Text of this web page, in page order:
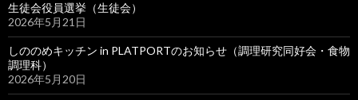
生徒会役員選挙（生徒会）
2026年5月21日
しののめキッチン in PLATPORTのお知らせ（調理研究同好会・食物
調理科）
2026年5月20日